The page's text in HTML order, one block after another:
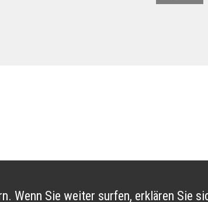
Wenn Sie weiter surfen, erklären Sie